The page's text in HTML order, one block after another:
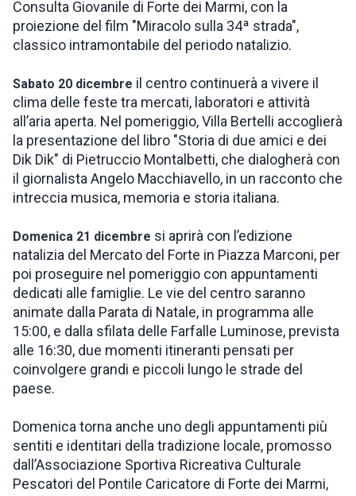
Consulta Giovanile di Forte dei Marmi, con la
proiezione del film "Miracolo sulla 34ª strada",
classico intramontabile del periodo natalizio.
Sabato 20 dicembre il centro continuerà a vivere il
clima delle feste tra mercati, laboratori e attività
all’aria aperta. Nel pomeriggio, Villa Bertelli accoglierà
la presentazione del libro "Storia di due amici e dei
Dik Dik" di Pietruccio Montalbetti, che dialogherà con
il giornalista Angelo Macchiavello, in un racconto che
intreccia musica, memoria e storia italiana.
Domenica 21 dicembre si aprirà con l’edizione
natalizia del Mercato del Forte in Piazza Marconi, per
poi proseguire nel pomeriggio con appuntamenti
dedicati alle famiglie. Le vie del centro saranno
animate dalla Parata di Natale, in programma alle
15:00, e dalla sfilata delle Farfalle Luminose, prevista
alle 16:30, due momenti itineranti pensati per
coinvolgere grandi e piccoli lungo le strade del
paese.
Domenica torna anche uno degli appuntamenti più
sentiti e identitari della tradizione locale, promosso
dall’Associazione Sportiva Ricreativa Culturale
Pescatori del Pontile Caricatore di Forte dei Marmi,